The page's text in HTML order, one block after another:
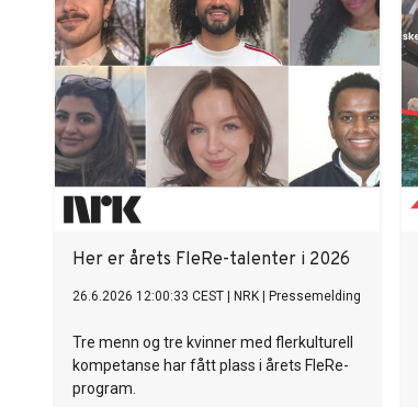
Her er årets FleRe-talenter i 2026
26.6.2026 12:00:33 CEST NRK Pressemelding
Tre menn og tre kvinner med flerkulturell
kompetanse har fått plass i årets FleRe-
program.